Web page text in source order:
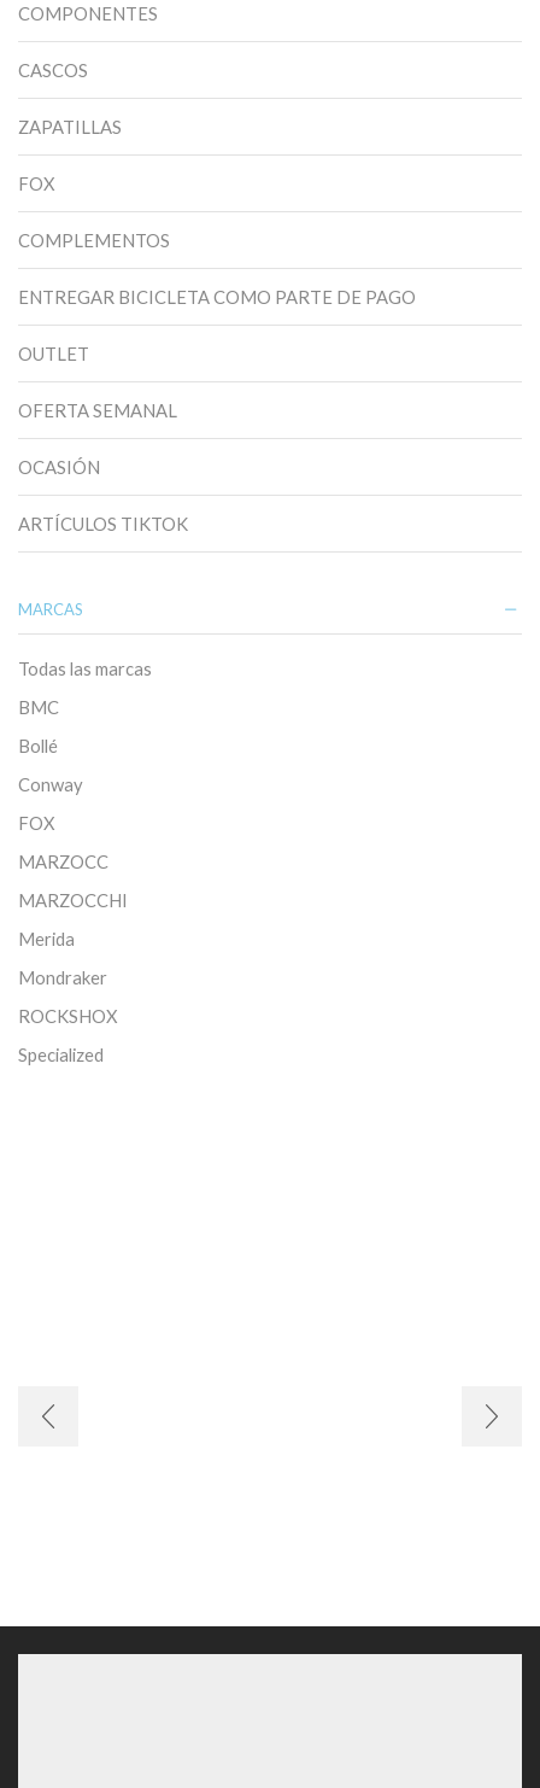
COMPONENTES
CASCOS
ZAPATILLAS
FOX
COMPLEMENTOS
ENTREGAR BICICLETA COMO PARTE DE PAGO
OUTLET
OFERTA SEMANAL
OCASIÓN
ARTÍCULOS TIKTOK
MARCAS
Todas las marcas
BMC
Bollé
Conway
FOX
MARZOCC
MARZOCCHI
Merida
Mondraker
ROCKSHOX
Specialized